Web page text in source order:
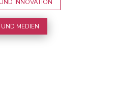
INNOVATION
UND MEDIEN